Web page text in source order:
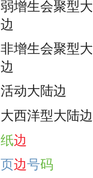
弱增生会聚型大
边
非增生会聚型大
边
活动大陆边
大西洋型大陆边
纸边
页边号码